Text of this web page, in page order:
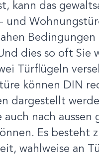
kann das
und
dies so oft Sie
Türflügeln
können DIN
dargestellt
auch nach aussen
Es besteht
wahlweise an